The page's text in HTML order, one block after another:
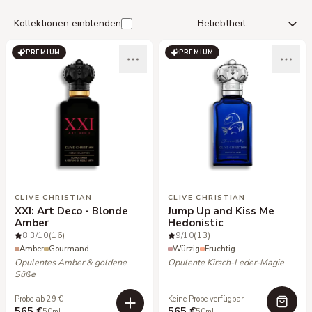
Kollektionen einblenden
PREMIUM
CLIVE CHRISTIAN
XXI: Art Deco - Blonde
Amber
8.3/10(16)
Amber Gourmand
Opulentes Amber & goldene
Süße
Probe ab 29 €
PREMIUM
CLIVE CHRISTIAN
Jump Up and Kiss Me
Hedonistic
9/10(13)
Würzig Fruchtig
Opulente Kirsch-Leder-Magie
Keine Probe verfügbar